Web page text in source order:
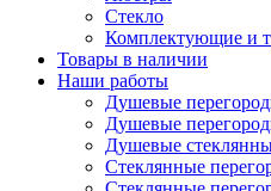
Стекло
Комплектующие и
Товары в наличии
Наши работы
Душевые
Душевые
Душевые
Стеклянные